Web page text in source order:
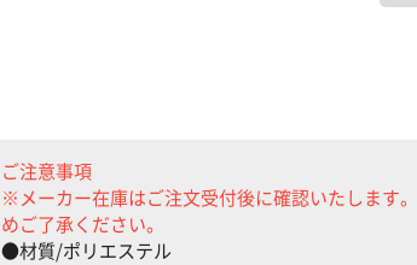
ご注意事項
※メーカー在庫はご注文受付後に確認いたします
めご了承ください。
●材質/ポリエステル